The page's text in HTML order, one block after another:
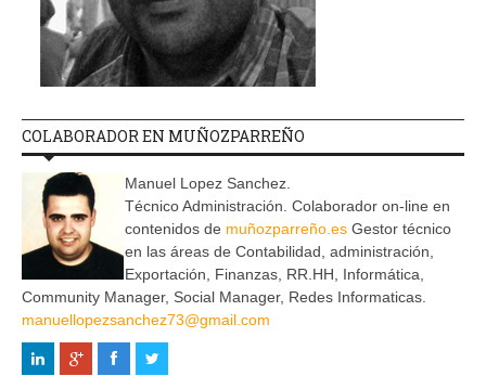
COLABORADOR EN MUÑOZPARREÑO
Manuel Lopez Sanchez.
Técnico Administración. Colaborador on-line en
contenidos de muñozparreño.es Gestor técnico
en las áreas de Contabilidad, administración,
Exportación, Finanzas, RR.HH, Informática,
Community Manager, Social Manager, Redes Informaticas.
manuellopezsanchez73@gmail.com